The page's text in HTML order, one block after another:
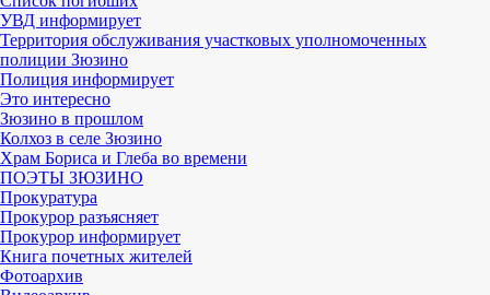
УВД информирует
Территория обслуживания участковых уполномоченных
полиции Зюзино
Полиция информирует
Это интересно
Зюзино в прошлом
Колхоз в селе Зюзино
Храм Бориса и Глеба во времени
ПОЭТЫ ЗЮЗИНО
Прокуратура
Прокурор разъясняет
Прокурор информирует
Книга почетных жителей
Фотоархив